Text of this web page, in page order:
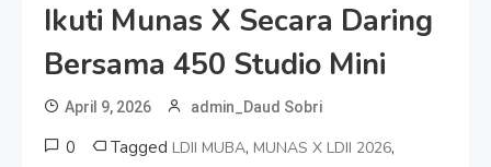
Ikuti Munas X Secara Daring
Bersama 450 Studio Mini
April 9, 2026 admin_Daud Sobri
0 Tagged LDII MUBA, MUNAS X LDII 2026,